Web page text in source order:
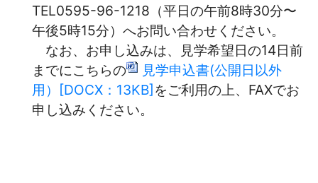
TEL0595-96-1218（平日の午前8時30分〜
午後5時15分）へお問い合わせください。
なお、お申し込みは、見学希望日の14日前
までにこちらの
見学申込書(公開日以外
用）[DOCX：13KB]をご利用の上、FAXでお
申し込みください。